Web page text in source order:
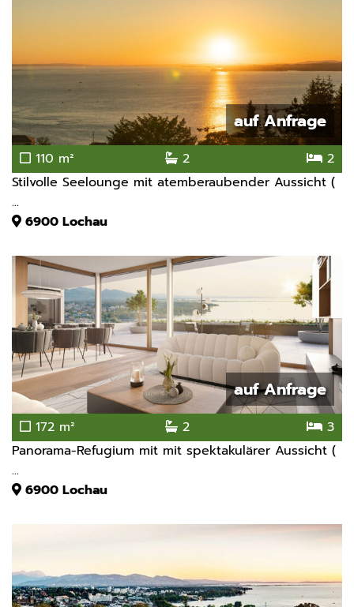
auf Anfrage
110 m² 2
2
Stilvolle Seelounge mit atemberaubender Aussicht (
...
6900 Lochau
auf Anfrage
172 m² 2
3
Panorama-Refugium mit mit spektakulärer Aussicht (
...
6900 Lochau